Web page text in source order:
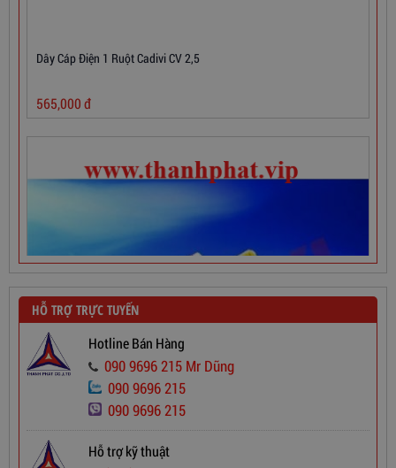
HỖ TRỢ TRỰC TUYẾN
Hotline Bán Hàng
090 9696 215 Mr Dũng
090 9696 215
090 9696 215
Hỗ trợ kỹ thuật